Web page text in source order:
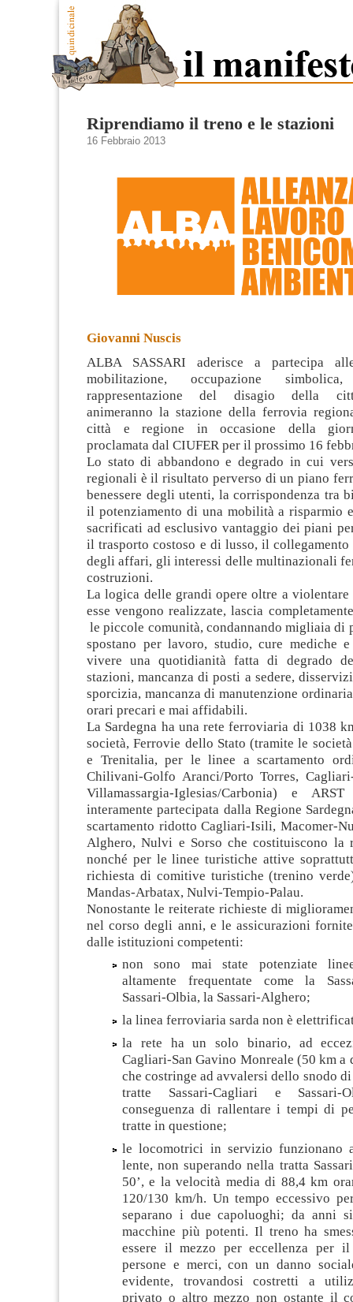
Riprendiamo il treno e le stazioni
16 Febbraio 2013
Giovanni Nuscis
ALBA SASSARI aderisce a partecipa
mobilitazione, occupazione
rappresentazione del disagio della
animeranno la stazione della ferrovia
città e regione in occasione della
proclamata dal CIUFER per il prossimo 16
Lo stato di abbandono e degrado in cui
regionali è il risultato perverso di un piano
benessere degli utenti, la corrispondenza tra
il potenziamento di una mobilità a risparmio
sacrificati ad esclusivo vantaggio dei piani
il trasporto costoso e di lusso, il
degli affari, gli interessi delle multinazionali
costruzioni.
La logica delle grandi opere oltre a
esse vengono realizzate, lascia
le piccole comunità, condannando migliaia di
spostano per lavoro, studio, cure mediche
vivere una quotidianità fatta di degrado
stazioni, mancanza di posti a sedere,
sporcizia, mancanza di manutenzione
orari precari e mai affidabili.
La Sardegna ha una rete ferroviaria di 1038
società, Ferrovie dello Stato (tramite le
e Trenitalia, per le linee a scartamento
Chilivani-Golfo Aranci/Porto Torres,
Villamassargia-Iglesias/Carbonia) e
interamente partecipata dalla Regione
scartamento ridotto Cagliari-Isili, Macomer-
Alghero, Nulvi e Sorso che costituiscono la
nonché per le linee turistiche attive
richiesta di comitive turistiche (trenino
Mandas-Arbatax, Nulvi-Tempio-Palau.
Nonostante le reiterate richieste di
nel corso degli anni, e le assicurazioni
dalle istituzioni competenti:
non sono mai state potenziate
altamente frequentate come la
Sassari-Olbia, la Sassari-Alghero;
la linea ferroviaria sarda non è
la rete ha un solo binario, ad
Cagliari-San Gavino Monreale (50 km
che costringe ad avvalersi dello snodo
tratte Sassari-Cagliari e
conseguenza di rallentare i tempi di
tratte in questione;
le locomotrici in servizio funzionano
lente, non superando nella tratta
50’, e la velocità media di 88,4 km
120/130 km/h. Un tempo eccessivo
separano i due capoluoghi; da anni
macchine più potenti. Il treno ha
essere il mezzo per eccellenza
persone e merci, con un danno
evidente, trovandosi costretti a
privato o altro mezzo non ostante il